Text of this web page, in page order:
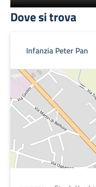
Dove si trova
Infanzia Peter Pan